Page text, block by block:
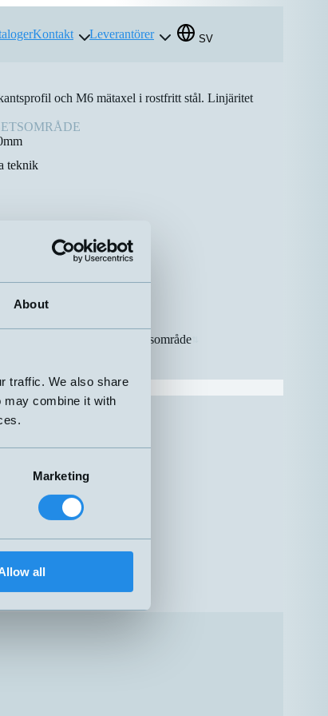
About
traffic. We also share
may combine it with
Marketing
all
Kontakt Leverantörer SV
och M6 mätaxel i rostfritt stål. Linjäritet
teknik
Arbetsområde
0-150mm
0-175mm
0-250mm
0-400mm